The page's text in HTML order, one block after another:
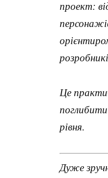
проект:
Це
рівня.
Дуже